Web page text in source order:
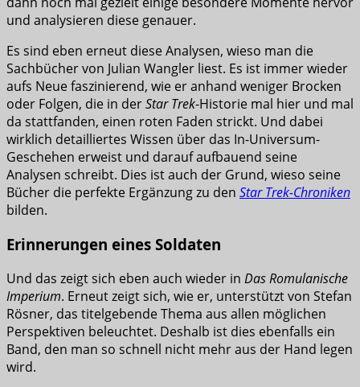
und analysieren diese genauer.
Es sind eben erneut diese Analysen, wieso man die
Sachbücher von Julian Wangler liest. Es ist immer wieder
aufs Neue faszinierend, wie er anhand weniger Brocken
oder Folgen, die in derStar Trek-Historie mal hier und mal
da stattfanden, einen roten Faden strickt. Und dabei
wirklich detailliertes Wissen über das In-Universum-
Geschehen erweist und darauf aufbauend seine
Analysen schreibt. Dies ist auch der Grund, wieso seine
Bücher die perfekte Ergänzung zu den Star Trek-Chroniken
bilden.
Erinnerungen eines Soldaten
Und das zeigt sich eben auch wieder in Das Romulanische
Imperium. Erneut zeigt sich, wie er, unterstützt von Stefan
Rösner, das titelgebende Thema aus allen möglichen
Perspektiven beleuchtet. Deshalb ist dies ebenfalls ein
Band, den man so schnell nicht mehr aus der Hand legen
wird.